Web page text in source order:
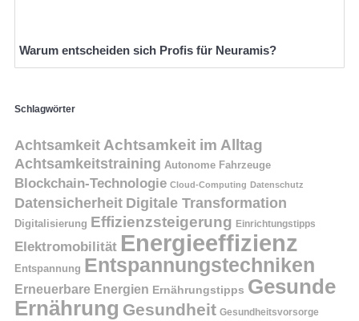
Warum entscheiden sich Profis für Neuramis?
Schlagwörter
AchtsamkeitAchtsamkeit im Alltag
Achtsamkeitstraining Autonome Fahrzeuge
Blockchain-Technologie Cloud-Computing Datenschutz
Datensicherheit Digitale Transformation
Digitalisierung Effizienzsteigerung Einrichtungstipps
Elektromobilität Energieeffizienz
Entspannung Entspannungstechniken
Erneuerbare Energien Ernährungstipps Gesunde
Ernährung Gesundheit Gesundheitsvorsorge